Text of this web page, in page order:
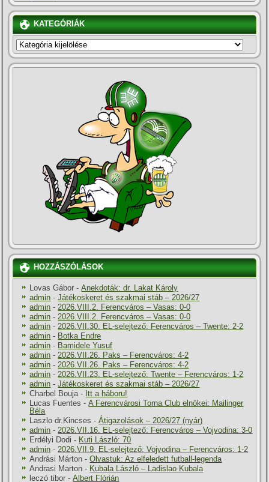
KATEGÓRIÁK
KATEGÓRIÁK
HOZZÁSZÓLÁSOK
Lovas Gábor -Anekdoták: dr. Lakat Károly
admin -Játékoskeret és szakmai stáb – 2026/27
admin -2026.VIII.2. Ferencváros – Vasas: 0-0
admin -2026.VIII.2. Ferencváros – Vasas: 0-0
admin -2026.VII.30. EL-selejtező: Ferencváros – Twente: 2-2
admin - Botka Endre
admin - Bamidele Yusuf
admin -2026.VII.26. Paks – Ferencváros: 4-2
admin -2026.VII.26. Paks – Ferencváros: 4-2
admin -2026.VII.23. EL-selejtező: Twente – Ferencváros: 1-2
admin -Játékoskeret és szakmai stáb – 2026/27
Charbel Bouja- Itt a háboru!
Lucas Fuentes -A Ferencvárosi Torna Club elnökei: Mailinger
Béla
Laszlo dr.Kincses -Átigazolások – 2026/27 (nyár)
admin -2026.VII.16. EL-selejtező: Ferencváros – Vojvodina: 3-0
Erdélyi Dodi - Kuti László: 70
admin -2026.VII.9. EL-selejtező: Vojvodina – Ferencváros: 1-2
Andrási Márton -Olvastuk: Az elfeledett futball-legenda
Andrasi Marton - Kubala László – Ladislao Kubala
leczó tibor -Albert Flórián